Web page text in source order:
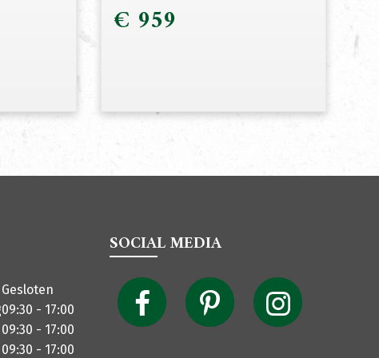
€ 959
Gesloten
09:30 - 17:00
09:30 - 17:00
09:30 - 17:00
SOCIAL MEDIA